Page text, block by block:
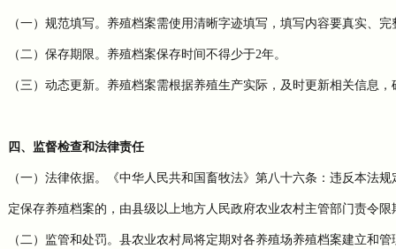
（一）规范填写。养殖档案需使用清晰字迹填写，填写内容要真实、
（二）保存期限。养殖档案保存时间不得少于2年。
（三）动态更新。养殖档案需根据养殖生产实际，及时更新相关信息
四、监督检查和法律责任
（一）法律依据。《中华人民共和国畜牧法》第八十六条：违反本法
定保存养殖档案的，由县级以上地方人民政府农业农村主管部门责令
（二）监管和处罚。县农业农村局将定期对各养殖场养殖档案建立和